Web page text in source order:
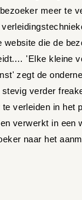
meer te
website die de
'Elke kleine
zegt de
verder
verleiden in het
verwerkt in een
naar het